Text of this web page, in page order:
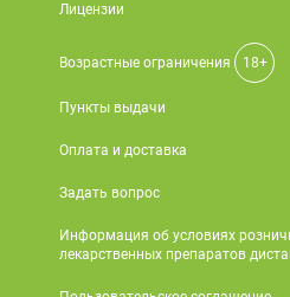
Лицензии
Возрастные ограничения 18+
Пункты выдачи
Оплата и доставка
Задать вопрос
Информация об условиях
лекарственных препаратов